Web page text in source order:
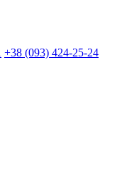
+38 (093) 424-25-24